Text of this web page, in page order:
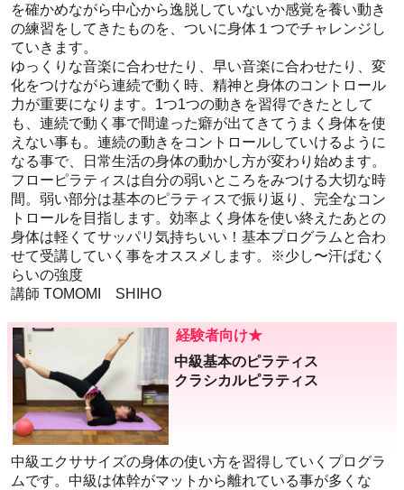
を確かめながら中心から逸脱していないか感覚を養い動き
の練習をしてきたものを、ついに身体１つでチャレンジし
ていきます。
ゆっくりな音楽に合わせたり、早い音楽に合わせたり、変
化をつけながら連続で動く時、精神と身体のコントロール
力が重要になります。1つ1つの動きを習得できたとして
も、連続で動く事で間違った癖が出てきてうまく身体を使
えない事も。連続の動きをコントロールしていけるように
なる事で、日常生活の身体の動かし方が変わり始めます。
フローピラティスは自分の弱いところをみつける大切な時
間。弱い部分は基本のピラティスで振り返り、完全なコン
トロールを目指します。効率よく身体を使い終えたあとの
身体は軽くてサッパリ気持ちいい！基本プログラムと合わ
せて受講していく事をオススメします。※少し〜汗ばむく
らいの強度
講師 TOMOMI SHIHO
経験者向け★
中級基本のピラティス
クラシカルピラティス
中級エクササイズの身体の使い方を習得していくプログラ
ムです。中級は体幹がマットから離れている事が多くな